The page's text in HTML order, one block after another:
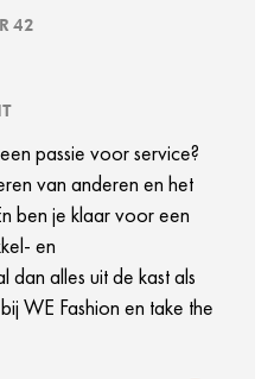
42
passie voor service?
van anderen en het
ben je klaar voor een
en
alles uit de kast als
WE Fashion en take the